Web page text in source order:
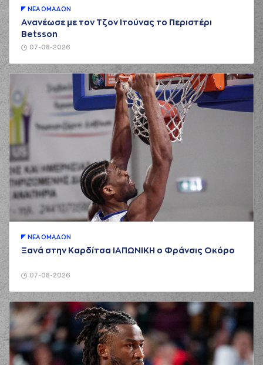
07-08-2026
ΝΕA ΟΜAΔΩΝ
Ανανέωσε με τον Τζον Ιτούνας το Περιστέρι
Betsson
07-08-2026
ΝΕA ΟΜAΔΩΝ
Ξανά στην Καρδίτσα ΙΑΠΩΝΙΚΗ ο Φράνσις Οκόρο